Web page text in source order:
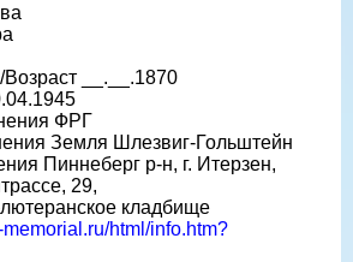
__.__.1870
ФРГ
Земля Шлезвиг-Гольштейн
Пиннеберг р-н, г. Итерзен,
29,
кладбище
html/info.htm?